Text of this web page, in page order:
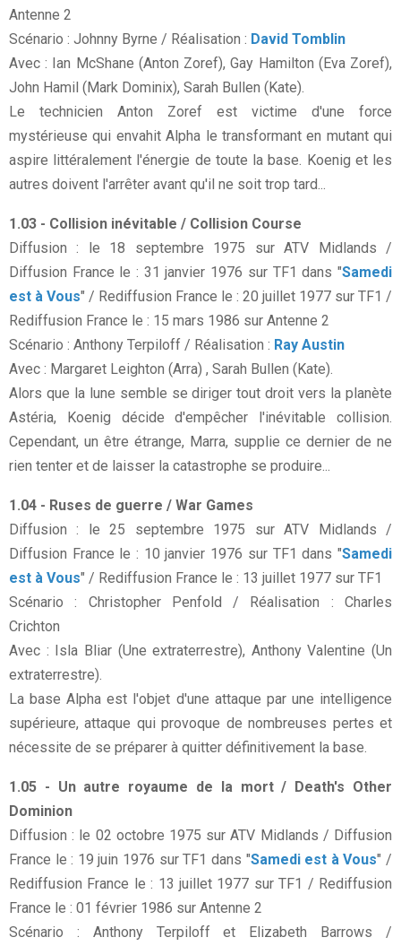
Antenne 2
Scénario : Johnny Byrne / Réalisation : David Tomblin
Avec : Ian McShane (Anton Zoref), Gay Hamilton (Eva Zoref),
John Hamil (Mark Dominix), Sarah Bullen (Kate).
Le technicien Anton Zoref est victime d'une force
mystérieuse qui envahit Alpha le transformant en mutant qui
aspire littéralement l'énergie de toute la base. Koenig et les
autres doivent l'arrêter avant qu'il ne soit trop tard...
1.03 - Collision inévitable / Collision Course
Diffusion : le 18 septembre 1975 sur ATV Midlands /
Diffusion France le : 31 janvier 1976 sur TF1 dans "Samedi
est à Vous" / Rediffusion France le : 20 juillet 1977 sur TF1 /
Rediffusion France le : 15 mars 1986 sur Antenne 2
Scénario : Anthony Terpiloff / Réalisation : Ray Austin
Avec : Margaret Leighton (Arra) , Sarah Bullen (Kate).
Alors que la lune semble se diriger tout droit vers la planète
Astéria, Koenig décide d'empêcher l'inévitable collision.
Cependant, un être étrange, Marra, supplie ce dernier de ne
rien tenter et de laisser la catastrophe se produire...
1.04 - Ruses de guerre / War Games
Diffusion : le 25 septembre 1975 sur ATV Midlands /
Diffusion France le : 10 janvier 1976 sur TF1 dans "Samedi
est à Vous" / Rediffusion France le : 13 juillet 1977 sur TF1
Scénario : Christopher Penfold / Réalisation : Charles
Crichton
Avec : Isla Bliar (Une extraterrestre), Anthony Valentine (Un
extraterrestre).
La base Alpha est l'objet d'une attaque par une intelligence
supérieure, attaque qui provoque de nombreuses pertes et
nécessite de se préparer à quitter définitivement la base.
1.05 - Un autre royaume de la mort / Death's Other
Dominion
Diffusion : le 02 octobre 1975 sur ATV Midlands / Diffusion
France le : 19 juin 1976 sur TF1 dans "Samedi est à Vous" /
Rediffusion France le : 13 juillet 1977 sur TF1 / Rediffusion
France le : 01 février 1986 sur Antenne 2
Scénario : Anthony Terpiloff et Elizabeth Barrows /